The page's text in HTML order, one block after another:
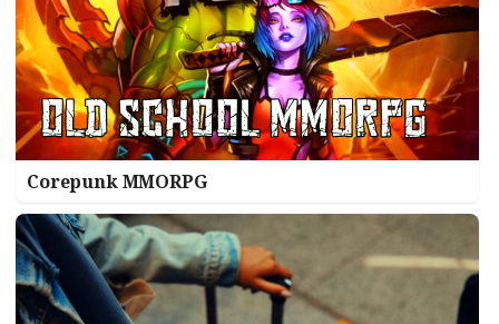
Corepunk MMORPG